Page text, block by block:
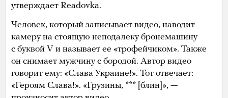
утверждает Readovka.
Человек, который записывает видео, наводит
камеру на стоящую неподалеку бронемашину
с буквой V и называет ее «трофейчиком». Также
он снимает мужчину с бородой. Автор видео
говорит ему: «Слава Украине!». Тот отвечает:
«Героям Слава!». «Грузины, *** [блин]», —